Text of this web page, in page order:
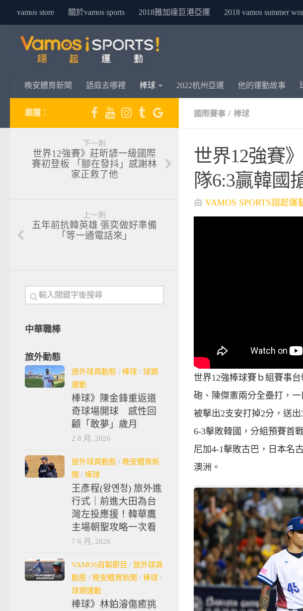
vamos store 關於vamos sports 2018雅加達巨港亞運 2018 vamos summer
晚安體育新聞 語庭去哪裡 棒球 2022杭州亞運 他的運動故事
國際賽事 / 棒球
世界12強賽
隊6:3贏韓國
由 VAMOS SPORTS翊起運
世界12強棒球賽ｂ組賽事
砲、陳傑憲兩分全壘打，
被擊出2支安打掉2分，送
6-3擊敗韓國，分組預賽首
尼加4-1擊敗古巴，日本名
澳洲。
跟隨：
下一則
世界12強賽》莊昕諺一級國際
賽初登板 「腳在發抖」感謝林
家正救了他
上一則
五年前抗韓英雄 張奕做好準備
「等一通電話來」
中華職棒
旅外動態
旅外球員動態 / 棒球 / 球類
運動
棒球》陳金鋒重返道
奇球場開球 感性回
顧「敢夢」歲月
2 8 月, 2026
旅外球員動態 / 晚安體育新
聞 / 棒球
王彥程(왕옌청) 旅外進
行式｜前進大田為台
灣左投應援！韓華鷹
主場朝聖攻略一次看
7 6 月, 2026
VAMOS自製節目 / 旅外球員
動態 / 晚安體育新聞 / 棒球 /
球類運動
棒球》林鉑濬傷癒挑